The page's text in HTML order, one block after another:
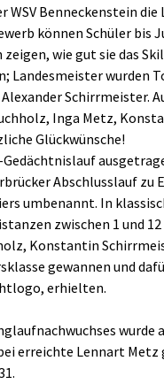
Benneckenstein die
können Schüler bis
wie gut sie das
Landesmeister wurden
Schirrmeister.
Inga Metz,
Glückwünsche!
Abschlusslauf zu
umbenannt. In
zwischen 1 und
Konstantin
gewannen und
erhielten.
wurde
erreichte Lennart Metz